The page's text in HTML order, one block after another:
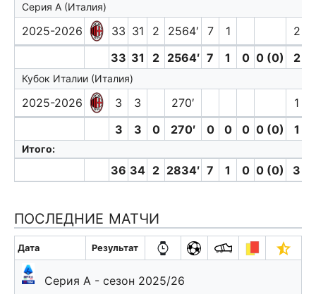
Серия А (Италия)
2025-2026 33 31 2 2564′ 7 1
2
33 31 2 2564′ 7 1 0 0 (0) 2
Кубок Италии (Италия)
2025-2026 3 3 270′
1
3
3 0 270′ 0 0 0 0 (0) 1
Итого:
36 34 2 2834′ 7 1 0 0 (0) 3
ПОСЛЕДНИЕ МАТЧИ
Дата Результат
Серия А - сезон 2025/26